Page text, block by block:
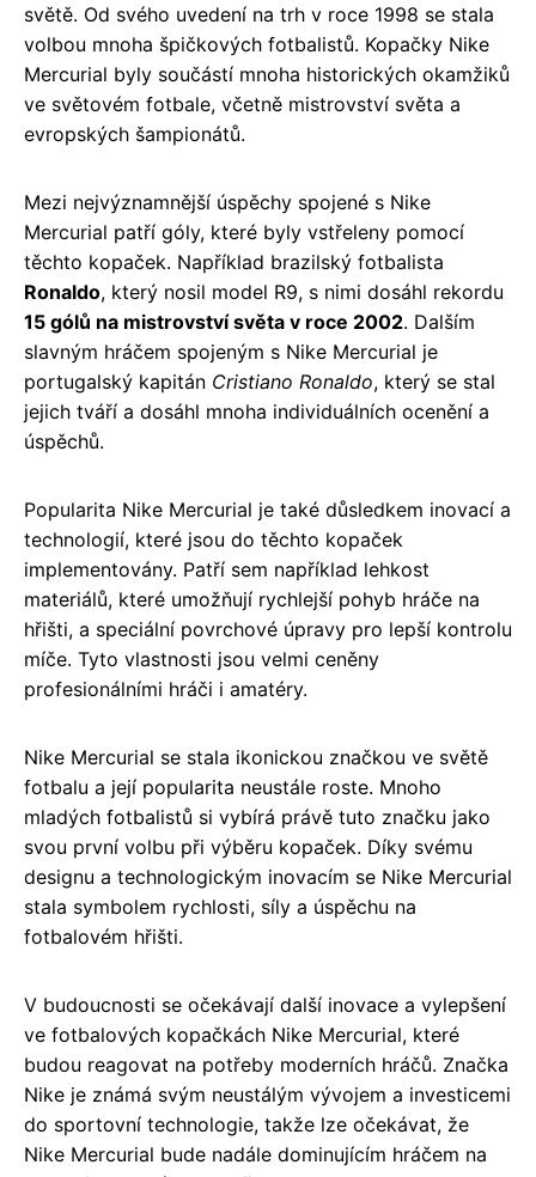
světě. Od svého uvedení na trh v roce 1998 se stala
volbou mnoha špičkových fotbalistů. Kopačky Nike
Mercurial byly součástí mnoha historických okamžiků
ve světovém fotbale, včetně mistrovství světa a
evropských šampionátů.
Mezi nejvýznamnější úspěchy spojené s Nike
Mercurial patří góly, které byly vstřeleny pomocí
těchto kopaček. Například brazilský fotbalista
Ronaldo, který nosil model R9, s nimi dosáhl rekordu
15 gólů na mistrovství světa v roce 2002. Dalším
slavným hráčem spojeným s Nike Mercurial je
portugalský kapitán Cristiano Ronaldo, který se stal
jejich tváří a dosáhl mnoha individuálních ocenění a
úspěchů.
Popularita Nike Mercurial je také důsledkem inovací a
technologií, které jsou do těchto kopaček
implementovány. Patří sem například lehkost
materiálů, které umožňují rychlejší pohyb hráče na
hřišti, a speciální povrchové úpravy pro lepší kontrolu
míče. Tyto vlastnosti jsou velmi ceněny
profesionálními hráči i amatéry.
Nike Mercurial se stala ikonickou značkou ve světě
fotbalu a její popularita neustále roste. Mnoho
mladých fotbalistů si vybírá právě tuto značku jako
svou první volbu při výběru kopaček. Díky svému
designu a technologickým inovacím se Nike Mercurial
stala symbolem rychlosti, síly a úspěchu na
fotbalovém hřišti.
V budoucnosti se očekávají další inovace a vylepšení
ve fotbalových kopačkách Nike Mercurial, které
budou reagovat na potřeby moderních hráčů. Značka
Nike je známá svým neustálým vývojem a investicemi
do sportovní technologie, takže lze očekávat, že
Nike Mercurial bude nadále dominujícím hráčem na